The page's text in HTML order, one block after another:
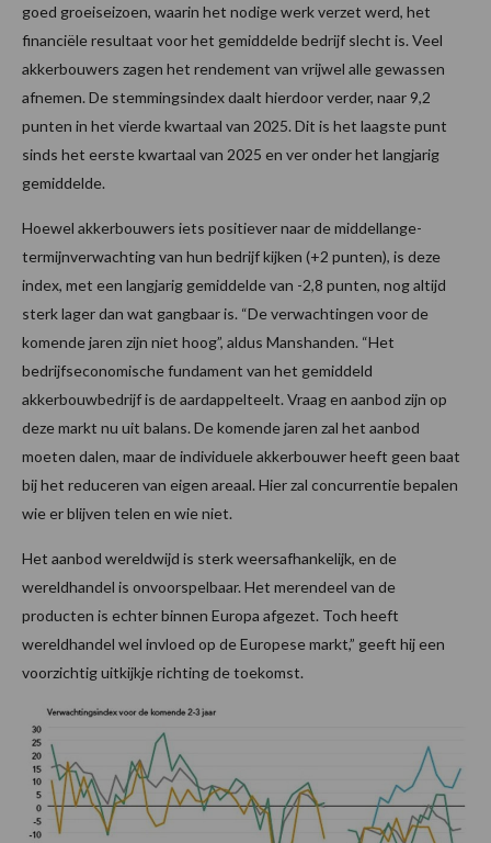
goed groeiseizoen, waarin het nodige werk verzet werd, het
financiële resultaat voor het gemiddelde bedrijf slecht is. Veel
akkerbouwers zagen het rendement van vrijwel alle gewassen
afnemen. De stemmingsindex daalt hierdoor verder, naar 9,2
punten in het vierde kwartaal van 2025. Dit is het laagste punt
sinds het eerste kwartaal van 2025 en ver onder het langjarig
gemiddelde.
Hoewel akkerbouwers iets positiever naar de middellange-
termijnverwachting van hun bedrijf kijken (+2 punten), is deze
index, met een langjarig gemiddelde van -2,8 punten, nog altijd
sterk lager dan wat gangbaar is. “De verwachtingen voor de
komende jaren zijn niet hoog”, aldus Manshanden. “Het
bedrijfseconomische fundament van het gemiddeld
akkerbouwbedrijf is de aardappelteelt. Vraag en aanbod zijn op
deze markt nu uit balans. De komende jaren zal het aanbod
moeten dalen, maar de individuele akkerbouwer heeft geen baat
bij het reduceren van eigen areaal. Hier zal concurrentie bepalen
wie er blijven telen en wie niet.
Het aanbod wereldwijd is sterk weersafhankelijk, en de
wereldhandel is onvoorspelbaar. Het merendeel van de
producten is echter binnen Europa afgezet. Toch heeft
wereldhandel wel invloed op de Europese markt,” geeft hij een
voorzichtig uitkijkje richting de toekomst.